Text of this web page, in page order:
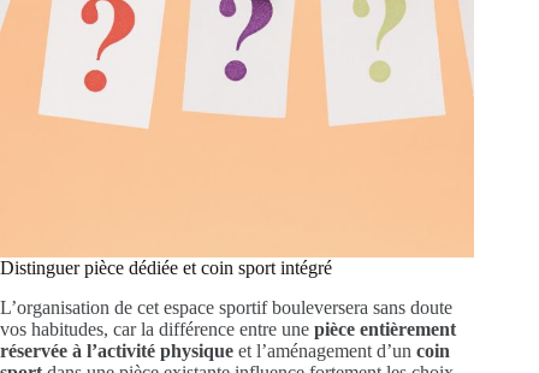
Distinguer pièce dédiée et coin sport intégré
L’organisation de cet espace sportif bouleversera sans doute
vos habitudes, car la différence entre une pièce entièrement
réservée à l’activité physique et l’aménagement d’un coin